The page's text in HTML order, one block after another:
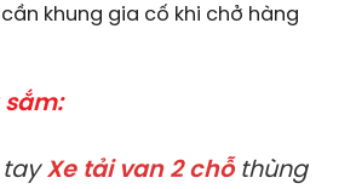
khung gia cố khi chở hàng
sắm:
tayXe tải van 2 chỗthùng